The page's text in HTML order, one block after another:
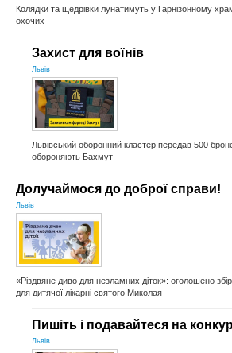
Колядки та щедрівки лунатимуть у Гарнізонному
охочих
Захист для воїнів
Львів
Львівський оборонний кластер передав 500
обороняють Бахмут
Долучаймося до доброї справи!
Львів
«Різдвяне диво для незламних діток»: оголошено збір
для дитячої лікарні святого Миколая
Пишіть і подавайтеся на
Львів